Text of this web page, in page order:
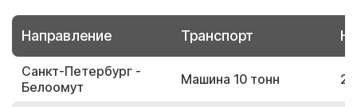
Направление Транспорт
Санкт-Петербург -
Белоомут
Машина 10 тонн